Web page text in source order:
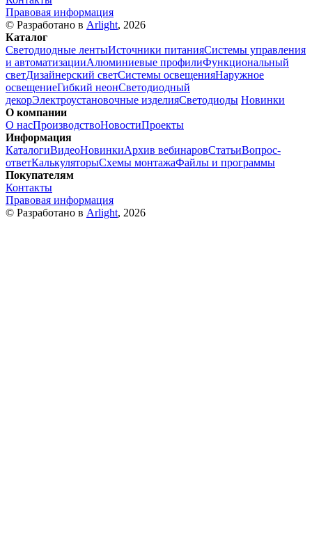
Правовая информация
© Разработано в Arlight, 2026
Каталог
Светодиодные лентыИсточники питанияСистемы управления
и автоматизацииАлюминиевые профилиФункциональный
светДизайнерский светСистемы освещенияНаружное
освещениеГибкий неонСветодиодный
декорЭлектроустановочные изделияСветодиоды Новинки
О компании
О насПроизводствоНовостиПроекты
Информация
КаталогиВидеоНовинкиАрхив вебинаровСтатьиВопрос-
ответКалькуляторыСхемы монтажаФайлы и программы
Покупателям
Контакты
Правовая информация
© Разработано в Arlight, 2026